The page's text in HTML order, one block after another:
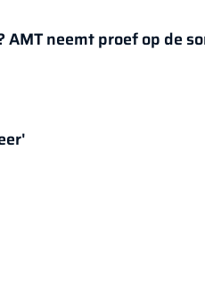
neemt proef op de